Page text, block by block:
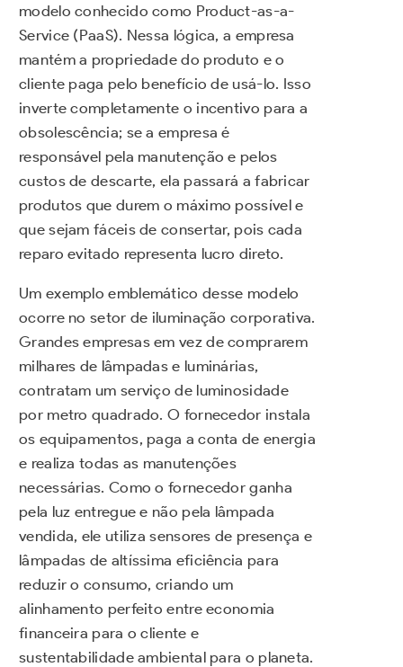
modelo conhecido como Product-as-a-
Service (PaaS). Nessa lógica, a empresa
mantém a propriedade do produto e o
cliente paga pelo benefício de usá-lo. Isso
inverte completamente o incentivo para a
obsolescência; se a empresa é
responsável pela manutenção e pelos
custos de descarte, ela passará a fabricar
produtos que durem o máximo possível e
que sejam fáceis de consertar, pois cada
reparo evitado representa lucro direto.
Um exemplo emblemático desse modelo
ocorre no setor de iluminação corporativa.
Grandes empresas em vez de comprarem
milhares de lâmpadas e luminárias,
contratam um serviço de luminosidade
por metro quadrado. O fornecedor instala
os equipamentos, paga a conta de energia
e realiza todas as manutenções
necessárias. Como o fornecedor ganha
pela luz entregue e não pela lâmpada
vendida, ele utiliza sensores de presença e
lâmpadas de altíssima eficiência para
reduzir o consumo, criando um
alinhamento perfeito entre economia
financeira para o cliente e
sustentabilidade ambiental para o planeta.